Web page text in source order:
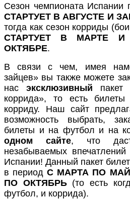
Сезон чемпионата Испании
СТАРТУЕТ В АВГУСТЕ И
тогда как сезон корриды
СТАРТУЕТ В МАРТЕ И
ОКТЯБРЕ.
В связи с чем, имея
зайцев» вы также можете
нас эксклюзивный пакет
коррида», то есть
корриду. Наш сайт
возможность выбрать,
билеты и на футбол и на
одном сайте, что
незабываемых
Испании! Данный пакет
в периодС МАРТА ПО
ПО ОКТЯБРЬ (то есть
футбол, и коррида).